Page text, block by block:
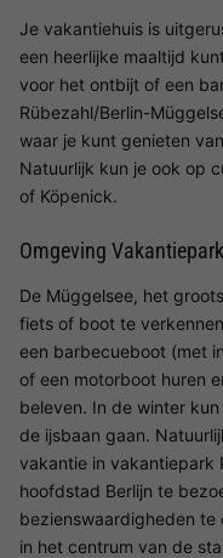
Je vakantiehuis is
een heerlijke maaltijd
voor het ontbijt of een
Rübezahl/Berlin-
waar je kunt genieten
Natuurlijk kun je ook op
of Köpenick.
Omgeving
De Müggelsee, het
fiets of boot te
een barbecueboot (met
of een motorboot huren
beleven. In de winter
de ijsbaan gaan.
vakantie in vakantiepark
hoofdstad Berlijn te
bezienswaardigheden
in het centrum van de